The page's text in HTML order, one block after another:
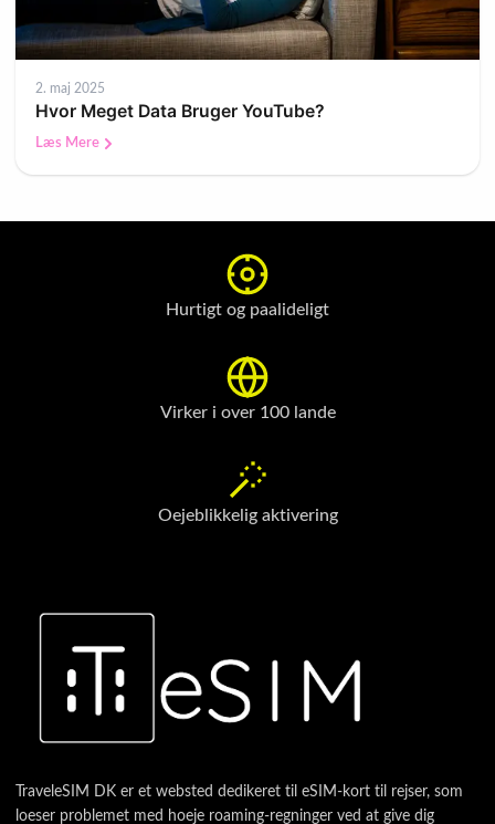
2. maj 2025
Hvor Meget Data Bruger YouTube?
Læs Mere
Hurtigt og paalideligt
Virker i over 100 lande
Oejeblikkelig aktivering
TraveleSIM DK er et websted dedikeret til eSIM-kort til rejser, som
loeser problemet med hoeje roaming-regninger ved at give dig